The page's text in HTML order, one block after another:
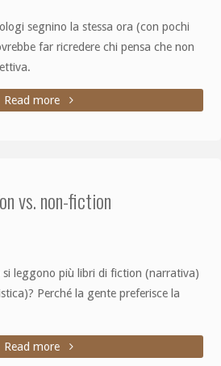
segnino la stessa ora (con pochi
far ricredere chi pensa che non
Read more
vs. non-fiction
leggono più libri di fiction (narrativa)
Perché la gente preferisce la
Read more